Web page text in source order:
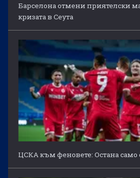
Барселона отмени приятелски
кризата в Сеута
ЦСКА към феновете: Остана само